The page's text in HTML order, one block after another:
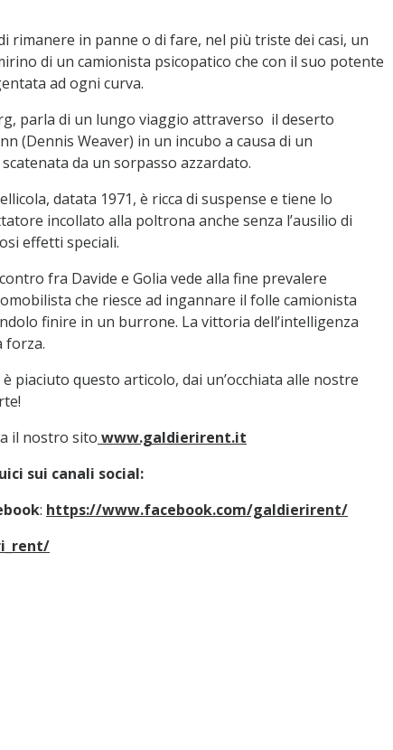
rimanere in panne o di fare, nel più triste dei casi, un
di un camionista psicopatico che con il suo potente
ad ogni curva.
parla di un lungo viaggio attraverso il deserto
(Dennis Weaver) in un incubo a causa di un
da un sorpasso azzardato.
datata 1971, è ricca di suspense e tiene lo
incollato alla poltrona anche senza l’ausilio di
effetti speciali.
fra Davide e Golia vede alla fine prevalere
che riesce ad ingannare il folle camionista
finire in un burrone. La vittoria dell’intelligenza
forza.
è piaciuto questo articolo, dai un’occhiata alle nostre
il nostro sito www.galdierirent.it
sui canali social:
: https://www.facebook.com/galdierirent/